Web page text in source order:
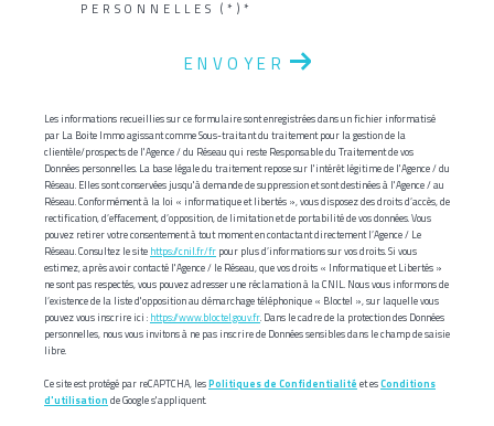
PERSONNELLES (*)*
ENVOYER
Les informations recueillies sur ce formulaire sont enregistrées dans un fichier informatisé
par La Boite Immo agissant comme Sous-traitant du traitement pour la gestion de la
clientèle/prospects de l'Agence / du Réseau qui reste Responsable du Traitement de vos
Données personnelles. La base légale du traitement repose sur l'intérêt légitime de l'Agence / du
Réseau. Elles sont conservées jusqu'à demande de suppression et sont destinées à l'Agence / au
Réseau. Conformément à la loi « informatique et libertés », vous disposez des droits d’accès, de
rectification, d’effacement, d’opposition, de limitation et de portabilité de vos données. Vous
pouvez retirer votre consentement à tout moment en contactant directement l’Agence / Le
Réseau. Consultez le site https://cnil.fr/fr pour plus d’informations sur vos droits. Si vous
estimez, après avoir contacté l'Agence / le Réseau, que vos droits « Informatique et Libertés »
ne sont pas respectés, vous pouvez adresser une réclamation à la CNIL. Nous vous informons de
l’existence de la liste d'opposition au démarchage téléphonique « Bloctel », sur laquelle vous
pouvez vous inscrire ici : https://www.bloctel.gouv.fr. Dans le cadre de la protection des Données
personnelles, nous vous invitons à ne pas inscrire de Données sensibles dans le champ de saisie
libre.
Ce site est protégé par reCAPTCHA, les Politiques de Confidentialité et es Conditions
d'utilisation de Google s'appliquent.